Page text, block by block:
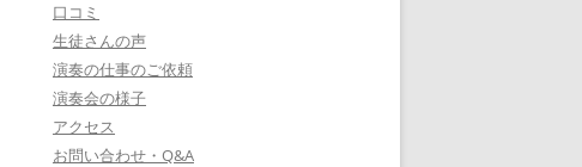
保護者の方が指導者に求めることは…
詳しく見る・・・
上松さんとは、ラジオで
口コミ
生徒さんの声
演奏の仕事のご依頼
演奏会の様子
アクセス
お問い合わせ・Q&A